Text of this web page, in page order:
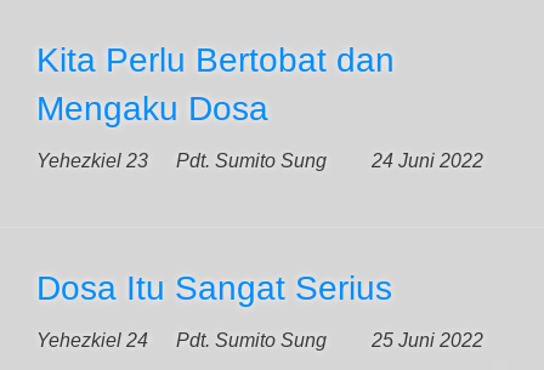
Kita Perlu Bertobat dan
Mengaku Dosa
Yehezkiel 23 24 Juni 2022
Pdt. Sumito Sung
Dosa Itu Sangat Serius
Yehezkiel 24 25 Juni 2022
Pdt. Sumito Sung